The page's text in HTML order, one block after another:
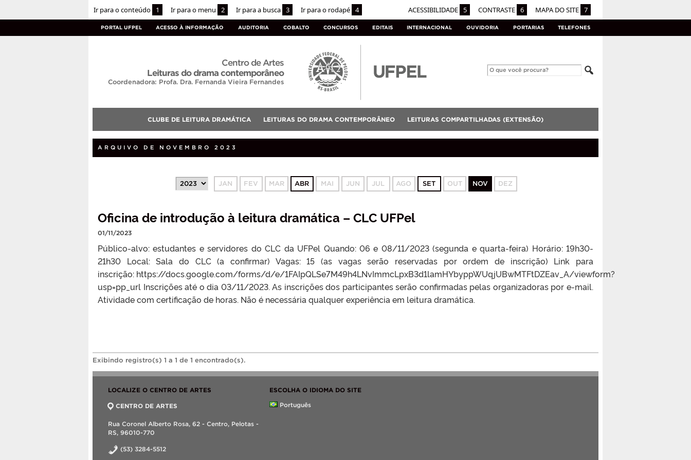
Ir para o conteúdo 1 Ir para o menu 2 Ir para a busca 3 Ir para o rodapé 4 ACESSIBILIDADE 5 CONTRASTE 6 MAPA DO SITE 7
PORTAL UFPEL ACESSO À INFORMAÇÃO AUDITORIA COBALTO CONCURSOS EDITAIS INTERNACIONAL OUVIDORIA PORTARIAS TELEFONES
Centro de Artes
Leituras do drama contemporâneo
Coordenadora: Profa. Dra. Fernanda Vieira Fernandes
CLUBE DE LEITURA DRAMÁTICA LEITURAS DO DRAMA CONTEMPORÂNEO LEITURAS COMPARTILHADAS (EXTENSÃO)
ARQUIVO DE NOVEMBRO 2023
JAN FEV MAR ABR MAI JUN JUL AGO SET OUT NOV DEZ
Oficina de introdução à leitura dramática – CLC UFPel
01/11/2023
Público-alvo: estudantes e servidores do CLC da UFPel Quando: 06 e 08/11/2023 (segunda e quarta-feira) Horário: 19h30-
21h30 Local: Sala do CLC (a confirmar) Vagas: 15 (as vagas serão reservadas por ordem de inscrição) Link para
inscrição: https://docs.google.com/forms/d/e/1FAIpQLSe7M49h4LNvImmcLpxB3d1lamHYbyppWUqjUBwMTFtDZEav_A/viewform?
usp=pp_url Inscrições até o dia 03/11/2023. As inscrições dos participantes serão confirmadas pelas organizadoras por e-mail.
Atividade com certificação de horas. Não é necessária qualquer experiência em leitura dramática.
Exibindo registro(s) 1 a 1 de 1 encontrado(s).
LOCALIZE O CENTRO DE ARTES
CENTRO DE ARTES
Rua Coronel Alberto Rosa, 62 - Centro, Pelotas -
RS, 96010-770
(53) 3284-5512
ESCOLHA O IDIOMA DO SITE
Português